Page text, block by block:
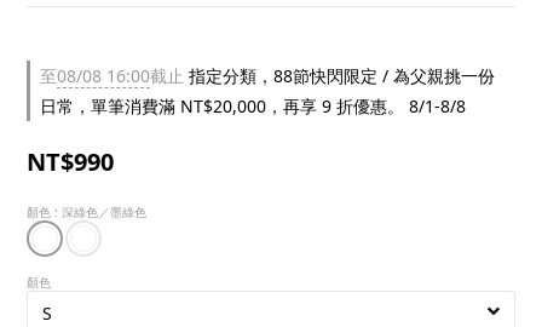
至08/08 16:00截止 指定分類，88節快閃限定 / 為父親挑一份
日常，單筆消費滿 NT$20,000，再享 9 折優惠。 8/1-8/8
NT$990
顏色 : 深綠色／墨綠色
顏色